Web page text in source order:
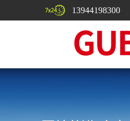
13944198300